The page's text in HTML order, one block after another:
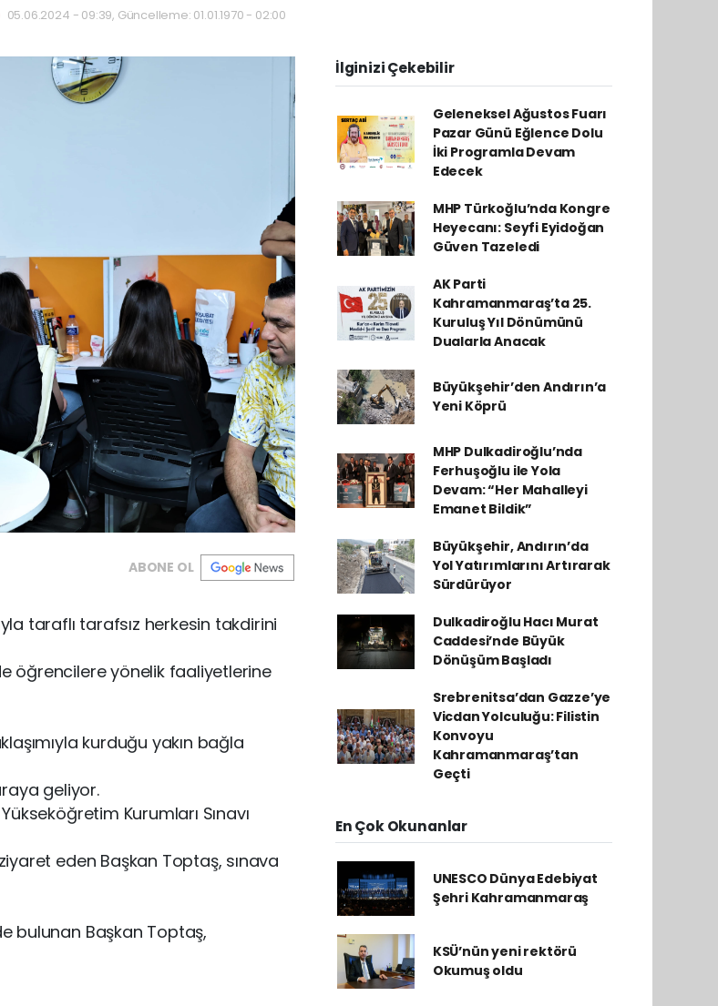
05.06.2024 - 09:39, Güncelleme: 01.01.1970 - 02:00
ABONE OL
taraflı tarafsız herkesin takdirini
öğrencilere yönelik faaliyetlerine
kurduğu yakın bağla
geliyor.
Kurumları Sınavı
eden Başkan Toptaş, sınava
bulunan Başkan Toptaş,
İlginizi Çekebilir
Geleneksel Ağustos Fuarı
Pazar Günü Eğlence Dolu
İki Programla Devam
Edecek
MHP Türkoğlu’nda Kongre
Heyecanı: Seyfi Eyidoğan
Güven Tazeledi
AK Parti
Kahramanmaraş’ta 25.
Kuruluş Yıl Dönümünü
Dualarla Anacak
Büyükşehir’den Andırın’a
Yeni Köprü
MHP Dulkadiroğlu’nda
Ferhuşoğlu ile Yola
Devam: “Her Mahalleyi
Emanet Bildik”
Büyükşehir, Andırın’da
Yol Yatırımlarını Artırarak
Sürdürüyor
Dulkadiroğlu Hacı Murat
Caddesi’nde Büyük
Dönüşüm Başladı
Srebrenitsa’dan Gazze’ye
Vicdan Yolculuğu: Filistin
Konvoyu
Kahramanmaraş’tan
Geçti
En Çok Okunanlar
UNESCO Dünya Edebiyat
Şehri Kahramanmaraş
KSÜ’nün yeni rektörü
Okumuş oldu